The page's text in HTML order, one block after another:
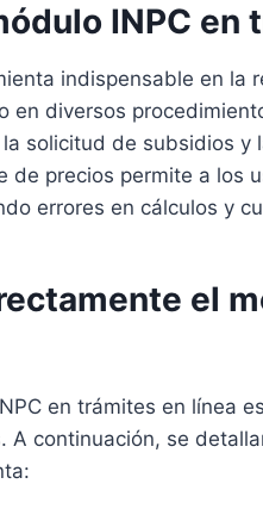
INPC en
indispensable en la
en diversos
solicitud de subsidios y
de precios permite a los
errores en cálculos y
el
en trámites en línea
A continuación, se